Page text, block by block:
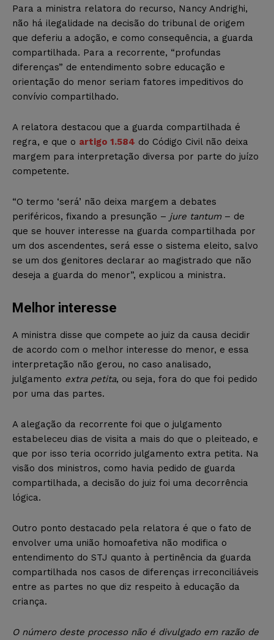
Para a ministra relatora do recurso, Nancy Andrighi,
não há ilegalidade na decisão do tribunal de origem
que deferiu a adoção, e como consequência, a guarda
compartilhada. Para a recorrente, “profundas
diferenças” de entendimento sobre educação e
orientação do menor seriam fatores impeditivos do
convívio compartilhado.
A relatora destacou que a guarda compartilhada é
regra, e que o artigo 1.584 do Código Civil não deixa
margem para interpretação diversa por parte do juízo
competente.
“O termo ‘será’ não deixa margem a debates
periféricos, fixando a presunção – jure tantum– de
que se houver interesse na guarda compartilhada por
um dos ascendentes, será esse o sistema eleito, salvo
se um dos genitores declarar ao magistrado que não
deseja a guarda do menor”, explicou a ministra.
Melhor interesse
A ministra disse que compete ao juiz da causa decidir
de acordo com o melhor interesse do menor, e essa
interpretação não gerou, no caso analisado,
julgamento extra petita, ou seja, fora do que foi pedido
por uma das partes.
A alegação da recorrente foi que o julgamento
estabeleceu dias de visita a mais do que o pleiteado, e
que por isso teria ocorrido julgamento extra petita. Na
visão dos ministros, como havia pedido de guarda
compartilhada, a decisão do juiz foi uma decorrência
lógica.
Outro ponto destacado pela relatora é que o fato de
envolver uma união homoafetiva não modifica o
entendimento do STJ quanto à pertinência da guarda
compartilhada nos casos de diferenças irreconciliáveis
entre as partes no que diz respeito à educação da
criança.
O número deste processo não é divulgado em razão de